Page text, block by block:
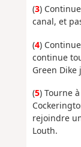
(3)
canal, et
(4)
continue
Green
(5) Tourne
rejoindre
Louth.